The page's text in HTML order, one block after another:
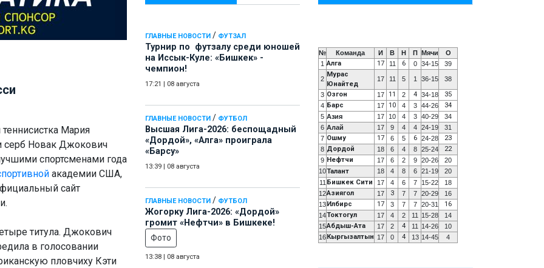
ГЛАВНЫЕ НОВОСТИ / ФУТЗАЛ
Турнир по футзалу среди юношей
на Иссык-Куле: «Бишкек» -
чемпион!
17:21 08 августа
ГЛАВНЫЕ НОВОСТИ / ФУТБОЛ
Высшая Лига-2026: беспощадный
«Дордой», «Алга» проиграла
«Барсу»
13:39 08 августа
ГЛАВНЫЕ НОВОСТИ / ФУТБОЛ
Жогорку Лига-2026: «Дордой»
громит «Нефтчи» в Бишкеке!
Фото
13:38 08 августа
теннисистка Мария
серб Новак Джокович
спортсменами года
академии США,
сайт
титула. Джокович
в голосовании
пловчиху Кэти
№ Команда И В Н П Мячи
О
1 Алга 17 11 6 0 34-15 39
2
Мурас
Юнайтед
17 11 5 1 36-15 38
3 Озгон 17 11 2 4 34-18 35
4 Барс 17 10 4 3 44-26 34
5 Азия 17 10 4 3 40-29
34
6 Алай 17 9 4 4 24-19
31
7 Ошму 17 6 5 6 24-28 23
8 Дордой 18 6 4 8 25-24 22
9 Нефтчи 17 6 2 9 20-26
20
10Талант 18 4 8 6 21-19
20
11 Бишкек Сити 17 4 6 7 15-22
18
12Азиягол 17 3 7 7 20-29
16
13 Илбирс 17 3 7 7 20-31 16
14Токтогул 17 4 2 11 15-28
14
15Абдыш-Ата 17 2 4 11 14-26
10
16 Кыргызалтын 17 0 4 13 14-45 4